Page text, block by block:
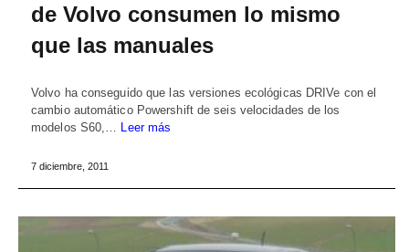
de Volvo consumen lo mismo
que las manuales
Volvo ha conseguido que las versiones ecológicas DRIVe con el
cambio automático Powershift de seis velocidades de los
modelos S60,… Leer más
7 diciembre, 2011